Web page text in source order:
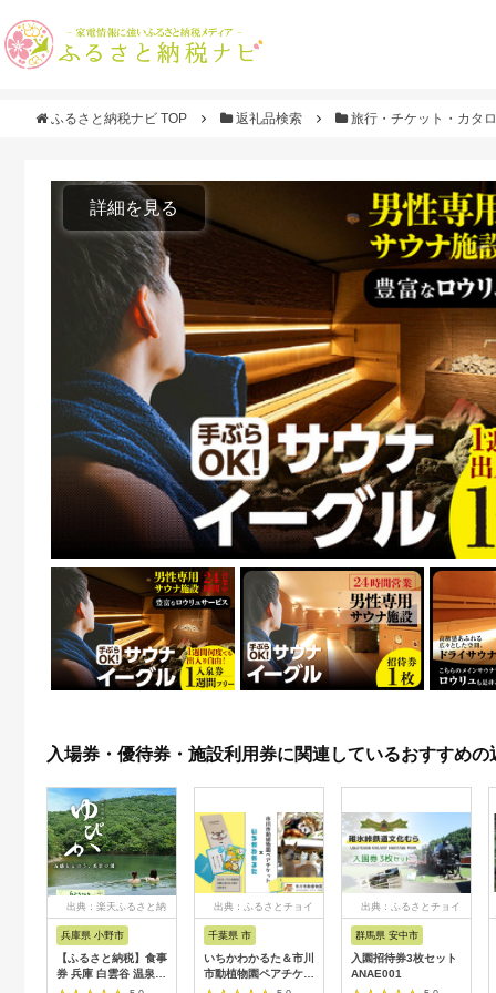
ふるさと納税ナビ TOP 返礼品検索 旅行・チケット・カタ
詳細を見る
入場券・優待券・施設利用券に関連しているおすすめの
出典：楽天ふるさと納
兵庫県 小野市
【ふるさと納税】食事
券 兵庫 白雲谷 温泉
ゆぴか 入浴券 10枚＋
出典：ふるさとチョイ
千葉県 市
いちかわかるた＆市川
市動植物園ペアチケッ
ト 【12203-0196】
出典：ふるさとチョイ
群馬県 安中市
入園招待券3枚セット
ANAE001